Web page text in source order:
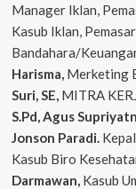
Manager Iklan,
Kasub Iklan,
Bandahara/
Harisma, Merketing
Suri, SE, MITRA
S.Pd, Agus
Jonson Paradi.
Kasub Biro
Darmawan, Kasub